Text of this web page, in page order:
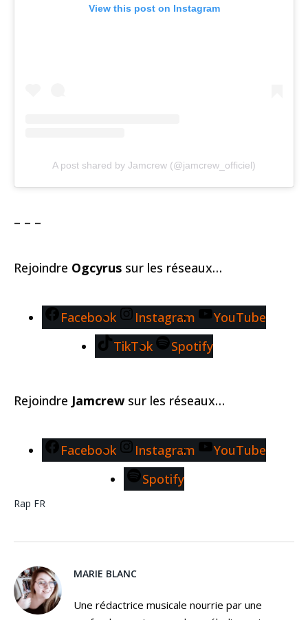
View this post on Instagram
A post shared by Jamcrew (@jamcrew_officiel)
– – –
Rejoindre Ogcyrus sur les réseaux…
Facebook Instagram
YouTube
TikTok
Spotify
Rejoindre Jamcrew sur les réseaux…
Facebook Instagram
YouTube
Spotify
Rap FR
MARIE BLANC
Une rédactrice musicale nourrie par une